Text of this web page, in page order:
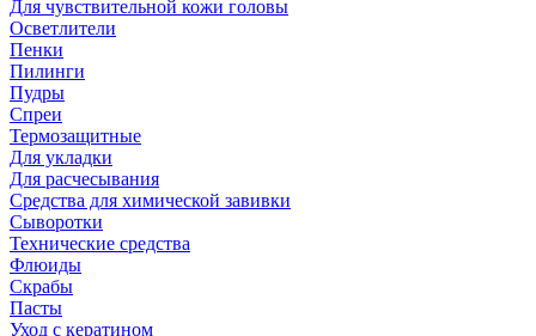
Для чувствительной кожи головы
Осветлители
Пенки
Пилинги
Пудры
Спреи
Термозащитные
Для укладки
Для расчесывания
Средства для химической завивки
Сыворотки
Технические средства
Флюиды
Скрабы
Пасты
Уход с кератином